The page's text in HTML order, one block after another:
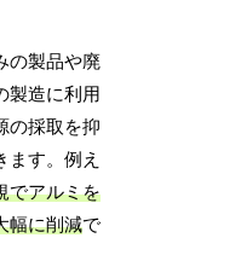
の製品や廃
製造に利用
の採取を抑
ます。例え
でアルミを
幅に削減で